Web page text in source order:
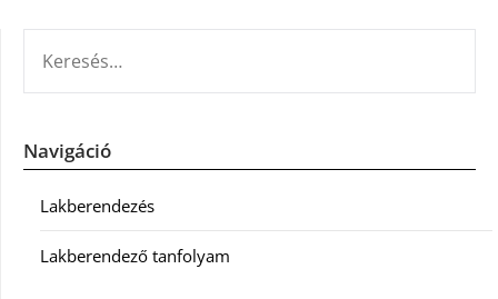
Navigáció
Lakberendezés
Lakberendező tanfolyam